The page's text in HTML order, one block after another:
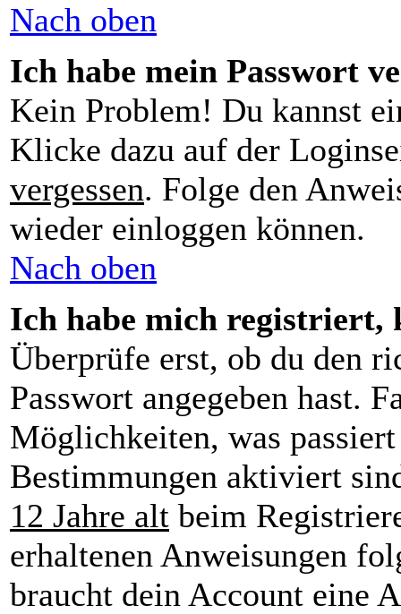
Nach oben
Ich habe mein Passwort
Kein Problem! Du kannst
Klicke dazu auf der
vergessen. Folge den
wieder einloggen können.
Nach oben
Ich habe mich registriert,
Überprüfe erst, ob du den
Passwort angegeben hast.
Möglichkeiten, was
Bestimmungen aktiviert
12 Jahre alt beim
erhaltenen Anweisungen
braucht dein Account eine